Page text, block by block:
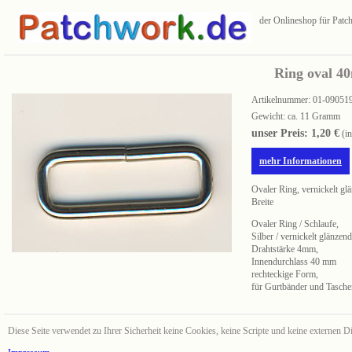
der Onlineshop für
Ring oval
Artikelnummer: 01-
Gewicht: ca. 11 Gramm
unser Preis: 1,20 €
mehr Informationen
Ovaler Ring, vernickelt
Breite
Ovaler Ring / Schlaufe,
Silber / vernickelt
Drahtstärke 4mm,
Innendurchlass 40 mm
rechteckige Form,
für Gurtbänder und
Diese Seite verwendet zu Ihrer Sicherheit keine Cookies, keine Scripte und keine externen